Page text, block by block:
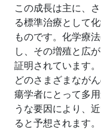
この成長は主に、
る標準治療として
ものです。化学療
し、その増殖と広
証明されています
どのさまざまなが
瘍学者にとって多
うな要因により、
ると予想されます。